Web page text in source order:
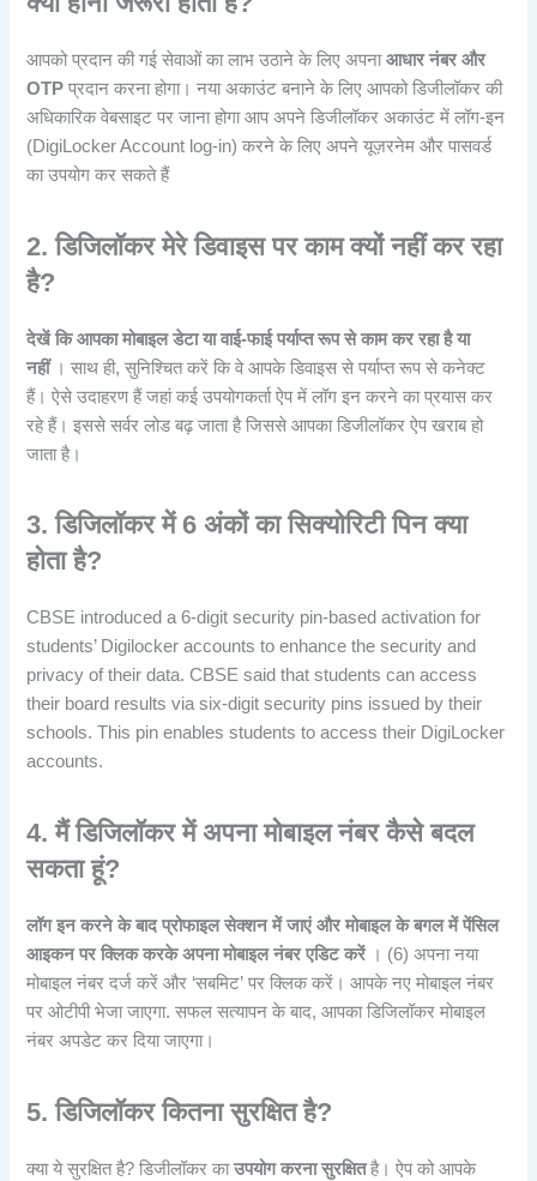
आपको प्रदान की गई सेवाओं का लाभ उठाने के लिए अपनाआधार नंबर और
OTP प्रदान करना होगा। नया अकाउंट बनाने के लिए आपको डिजीलॉकर की
अधिकारिक वेबसाइट पर जाना होगा आप अपने डिजीलॉकर अकाउंट में लॉग-इन
(DigiLocker Account log-in) करने के लिए अपने यूज़रनेम और पासवर्ड
का उपयोग कर सकते हैं
2. डिजिलॉकर मेरे डिवाइस पर काम क्यों नहीं कर रहा
है?
देखें कि आपका मोबाइल डेटा या वाई-फाई पर्याप्त रूप से काम कर रहा है या
नहीं। साथ ही, सुनिश्चित करें कि वे आपके डिवाइस से पर्याप्त रूप से कनेक्ट
हैं। ऐसे उदाहरण हैं जहां कई उपयोगकर्ता ऐप में लॉग इन करने का प्रयास कर
रहे हैं। इससे सर्वर लोड बढ़ जाता है जिससे आपका डिजीलॉकर ऐप खराब हो
जाता है।
3. डिजिलॉकर में 6 अंकों का सिक्योरिटी पिन क्या
होता है?
CBSE introduced a 6-digit security pin-based activation for
students’ Digilocker accounts to enhance the security and
privacy of their data. CBSE said that students can access
their board results via six-digit security pins issued by their
schools. This pin enables students to access their DigiLocker
accounts.
4. मैं डिजिलॉकर में अपना मोबाइल नंबर कैसे बदल
सकता हूं?
लॉग इन करने के बाद प्रोफाइल सेक्शन में जाएं और मोबाइल के बगल में पेंसिल
आइकन पर क्लिक करके अपना मोबाइल नंबर एडिट करें। (6) अपना नया
मोबाइल नंबर दर्ज करें और ‘सबमिट’ पर क्लिक करें। आपके नए मोबाइल नंबर
पर ओटीपी भेजा जाएगा. सफल सत्यापन के बाद, आपका डिजिलॉकर मोबाइल
नंबर अपडेट कर दिया जाएगा।
5. डिजिलॉकर कितना सुरक्षित है?
क्या ये सुरक्षित है? डिजीलॉकर काउपयोग करना सुरक्षितहै। ऐप को आपके